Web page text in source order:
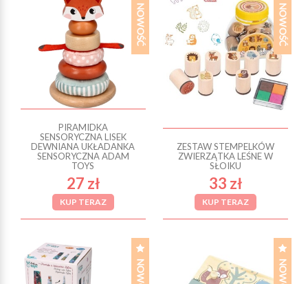
PIRAMIDKA
SENSORYCZNA LISEK
DEWNIANA UKŁADANKA
SENSORYCZNA ADAM
TOYS
27 zł
KUP TERAZ
ZESTAW STEMPELKÓW
ZWIERZĄTKA LEŚNE W
SŁOIKU
33 zł
KUP TERAZ